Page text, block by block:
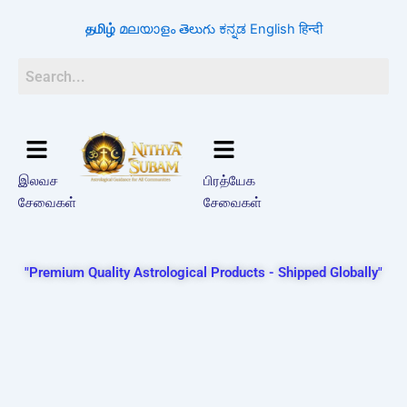
தமிழ் മലയാളം తెలుగు ಕನ್ನಡ English हिन्दी
இலவச
சேவைகள்
பிரத்யேக
சேவைகள்
"Premium Quality Astrological Products - Shipped Globally"